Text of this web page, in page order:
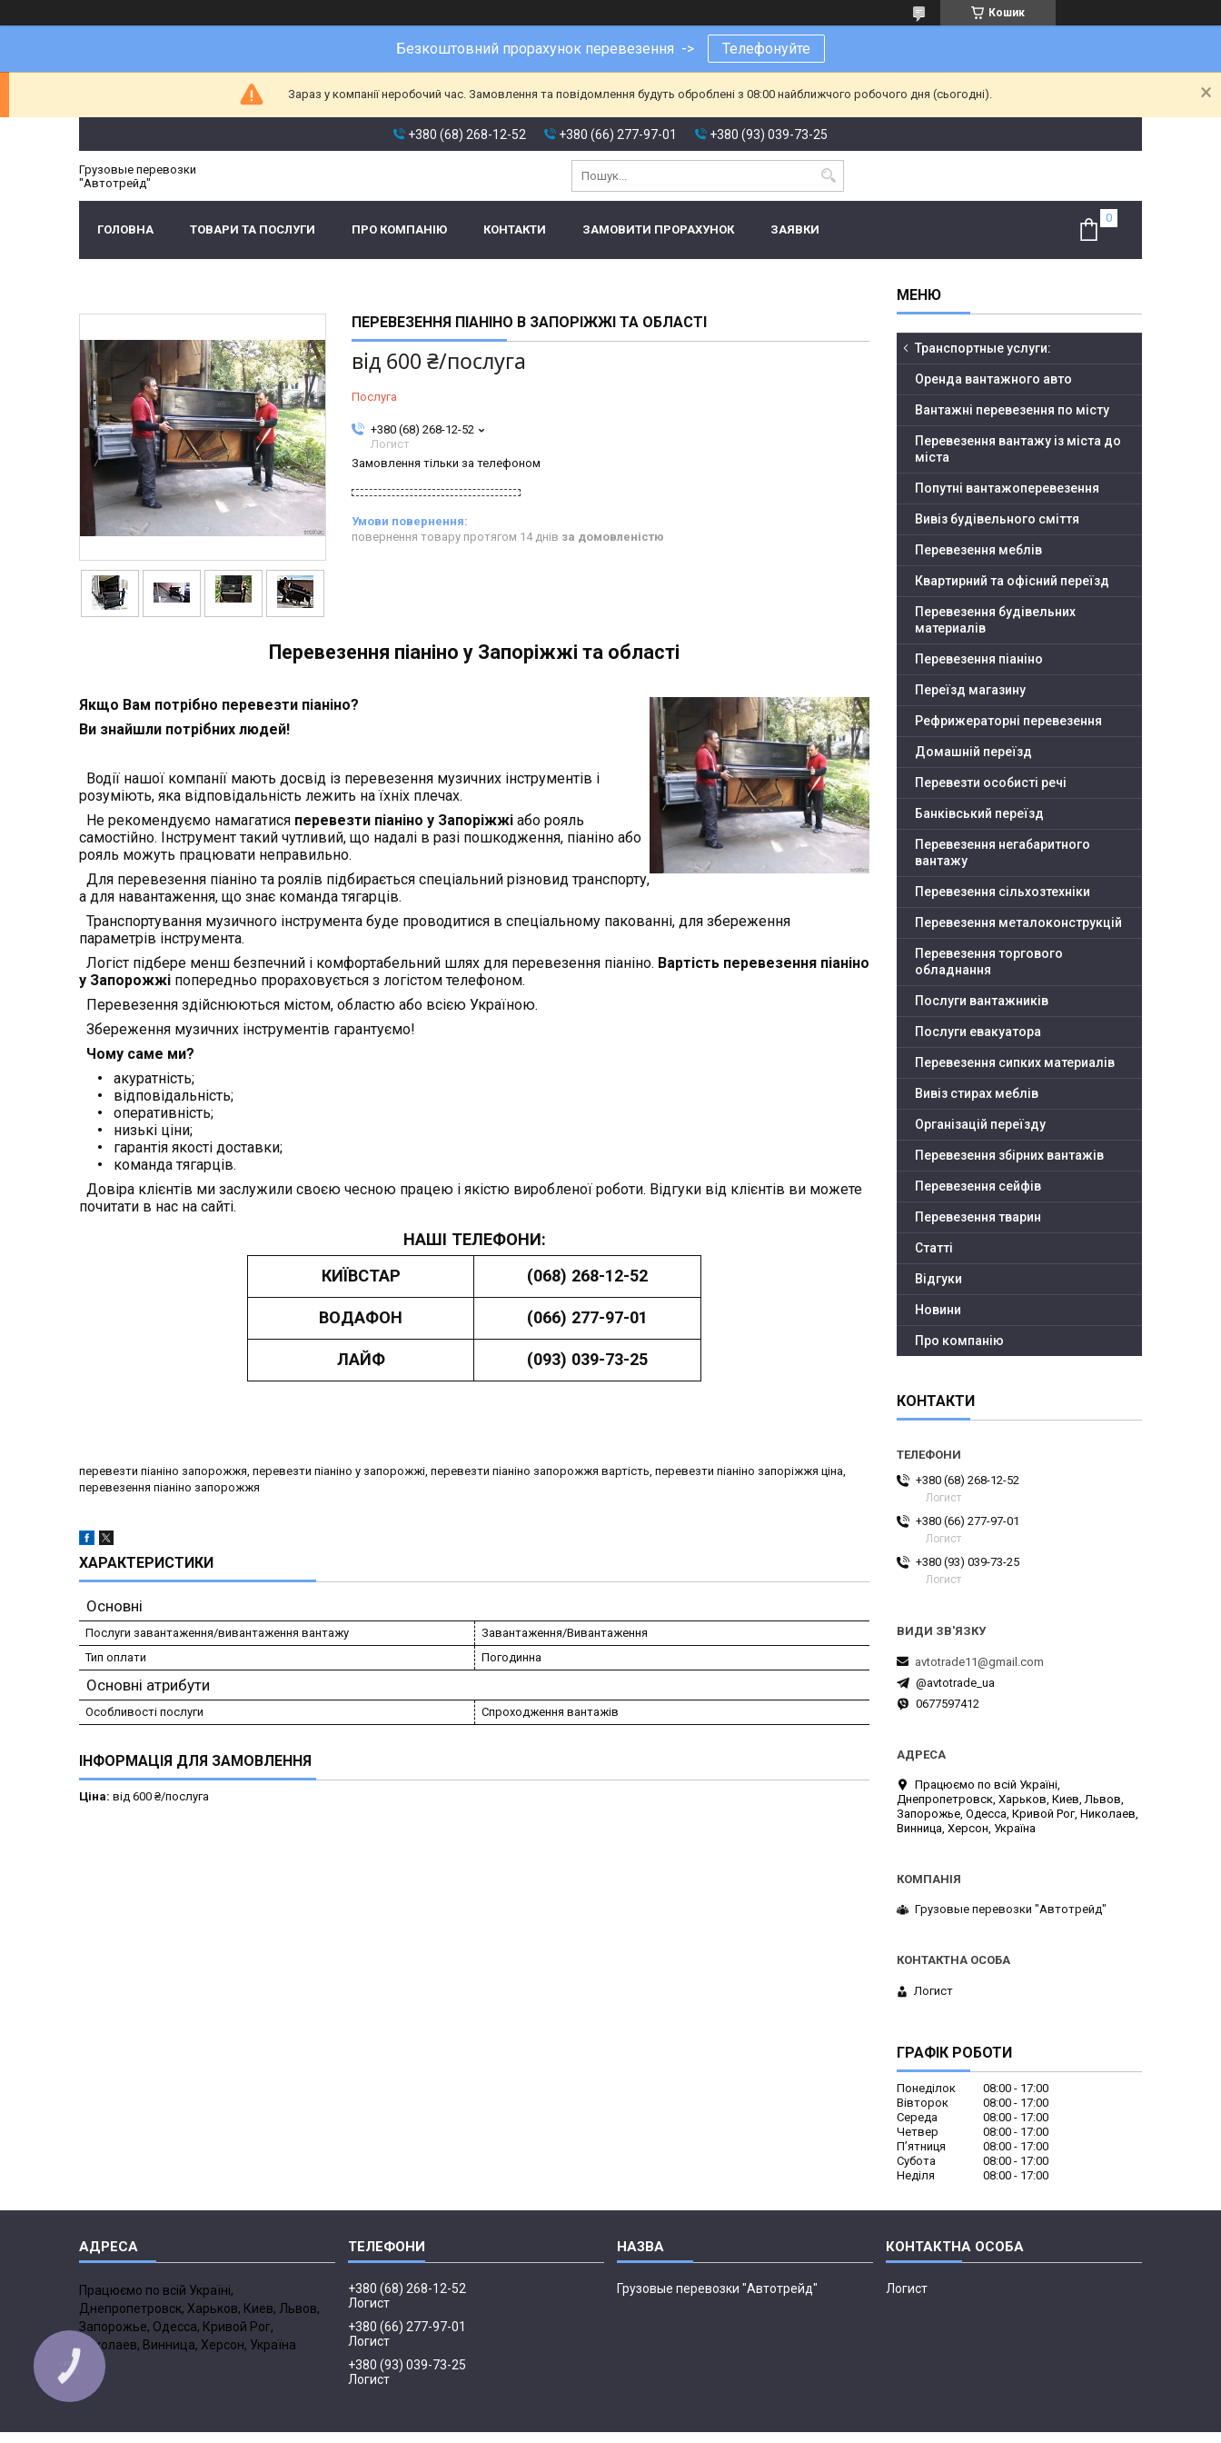
Кошик
Безкоштовний прорахунок перевезення -> Телефонуйте
Зараз у компанії неробочий час. Замовлення та повідомлення будуть оброблені з 08:00 найближчого робочого дня (сьогодні).
+380 (68) 268-12-52 +380 (66) 277-97-01 +380 (93) 039-73-25
Грузовые перевозки
"Автотрейд"
ГОЛОВНА ТОВАРИ ТА ПОСЛУГИ ПРО КОМПАНІЮ КОНТАКТИ ЗАМОВИТИ ПРОРАХУНОК ЗАЯВКИ
ПЕРЕВЕЗЕННЯ ПІАНІНО В ЗАПОРІЖЖІ ТА ОБЛАСТІ
від 600 ₴/послуга
Послуга
+380 (68) 268-12-52
Логист
Замовлення тільки за телефоном
повернення товару протягом 14 днів за домовленістю
Перевезення піаніно у Запоріжжі та області
Якщо Вам потрібно перевезти піаніно?
Ви знайшли потрібних людей!
Водії нашої компанії мають досвід із перевезення музичних інструментів і
розуміють, яка відповідальність лежить на їхніх плечах.
Не рекомендуємо намагатися перевезти піаніно у Запоріжжі або рояль
самостійно. Інструмент такий чутливий, що надалі в разі пошкодження, піаніно або
рояль можуть працювати неправильно.
Для перевезення піаніно та роялів підбирається спеціальний різновид транспорту,
а для навантаження, що знає команда тягарців.
Транспортування музичного інструмента буде проводитися в спеціальному пакованні, для збереження
параметрів інструмента.
Логіст підбере менш безпечний і комфортабельний шлях для перевезення піаніно. Вартість перевезення піаніно
у Запорожжі попередньо прораховується з логістом телефоном.
Перевезення здійснюються містом, областю або всією Україною.
Збереження музичних інструментів гарантуємо!
Чому саме ми?
акуратність;
відповідальність;
оперативність;
низькі ціни;
гарантія якості доставки;
команда тягарців.
Довіра клієнтів ми заслужили своєю чесною працею і якістю виробленої роботи. Відгуки від клієнтів ви можете
почитати в нас на сайті.
НАШІ ТЕЛЕФОНИ:
КИЇВСТАР
(068) 268-12-52
ВОДАФОН (066) 277-97-01
ЛАЙФ (093) 039-73-25
перевезти піаніно запорожжя, перевезти піаніно у запорожжі, перевезти піаніно запорожжя вартість, перевезти піаніно запоріжжя ціна,
перевезення піаніно запорожжя
ХАРАКТЕРИСТИКИ
Основні
Послуги завантаження/вивантаження вантажу
Завантаження/Вивантаження
Тип оплати
Погодинна
Основні атрибути
Особливості послуги Спроходження вантажів
ІНФОРМАЦІЯ ДЛЯ ЗАМОВЛЕННЯ
Ціна: від 600 ₴/послуга
Транспортные услуги:
Оренда вантажного авто
Вантажні перевезення по місту
Перевезення вантажу із міста до
міста
Попутні вантажоперевезення
Вивіз будівельного сміття
Перевезення меблів
Квартирний та офісний переїзд
Перевезення будівельних
материалів
Перевезення піаніно
Переїзд магазину
Рефрижераторні перевезення
Домашній переїзд
Перевезти особисті речі
Банківський переїзд
Перевезення негабаритного
вантажу
Перевезення сільхозтехніки
Перевезення металоконструкцій
Перевезення торгового
обладнання
Послуги вантажників
Послуги евакуатора
Перевезення сипких материалів
Вивіз стирах меблів
Організацій переїзду
Перевезення збірних вантажів
Перевезення сейфів
Перевезення тварин
Статті
Відгуки
Новини
Про компанію
КОНТАКТИ
+380 (68) 268-12-52
Логист
+380 (66) 277-97-01
Логист
+380 (93) 039-73-25
Логист
avtotrade11@gmail.com
@avtotrade_ua
0677597412
Працюємо по всій Україні,
Днепропетровск, Харьков, Киев, Львов,
Запорожье, Одесса, Кривой Рог, Николаев,
Винница, Херсон, Україна
Грузовые перевозки "Автотрейд"
Логист
ГРАФІК РОБОТИ
Понеділок 08:00
17:00
Вівторок
08:00
17:00
Середа
08:00
17:00
Четвер
08:00
17:00
Пʼятниця
08:00
17:00
Субота
08:00
17:00
Неділя
08:00 17:00
Працюємо по всій Україні,
Днепропетровск, Харьков, Киев, Львов,
Запорожье, Одесса, Кривой Рог,
Николаев, Винница, Херсон, Україна
+380 (68) 268-12-52
Логист
+380 (66) 277-97-01
Логист
+380 (93) 039-73-25
Логист
Грузовые перевозки "Автотрейд" Логист
КНОПКА
ЗВ'ЯЗКУ